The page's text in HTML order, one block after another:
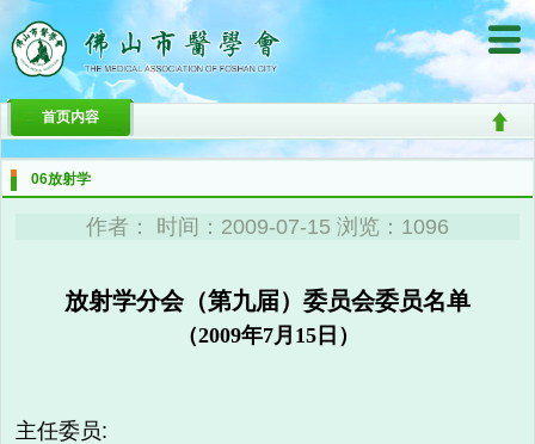
首页内容
06放射学
作者： 时间：2009-07-15 浏览：1096
放射学分会（第九届）委员会委员名单
（2009年7月15日）
主任委员: